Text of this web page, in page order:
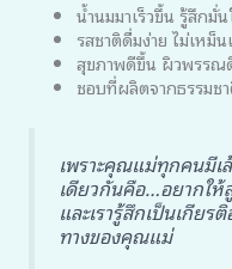
น้ำนมมาเร็วขึ้น รู้สึกมั่
รสชาติดื่มง่าย ไม่เหม็
สุขภาพดีขึ้น ผิวพรรณ
ชอบที่ผลิตจากธรรมช
เพราะคุณแม่ทุกคนมีเ
เดียวกันคือ…อยากใ
และเรารู้สึกเป็นเกียร
ทางของคุณแม่